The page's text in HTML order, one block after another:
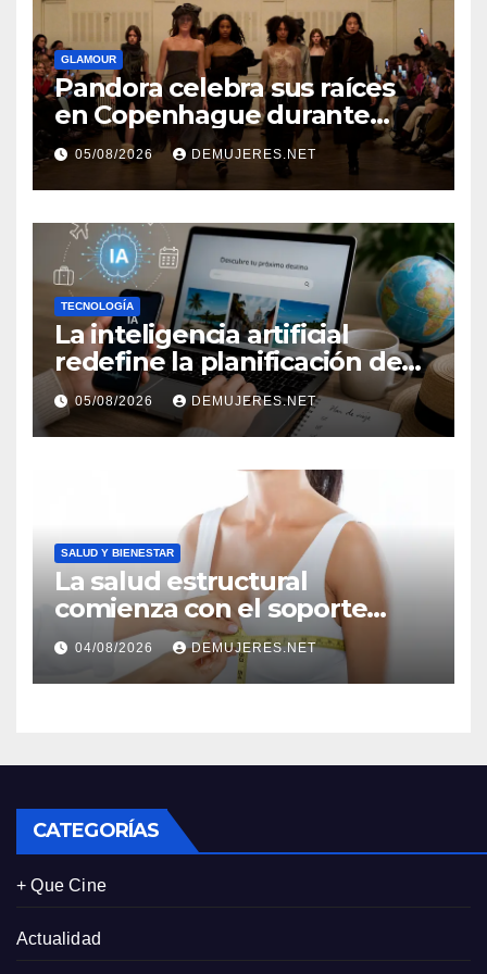
GLAMOUR
Pandora celebra sus raíces
en Copenhague durante
Copenhagen Fashion Week a
través de alianzas creativas
05/08/2026 DEMUJERES.NET
TECNOLOGÍA
La inteligencia artificial
redefine la planificación de
viajes: Los huéspedes
centran sus decisiones y
expectativas enfocándose en
experiencias auténticas y
personalizadas
05/08/2026 DEMUJERES.NET
SALUD Y BIENESTAR
La salud estructural
comienza con el soporte
correcto: Caprice revela el
impacto de la lencería en la
salud física de las mujeres
04/08/2026 DEMUJERES.NET
CATEGORÍAS
+ Que Cine
Actualidad